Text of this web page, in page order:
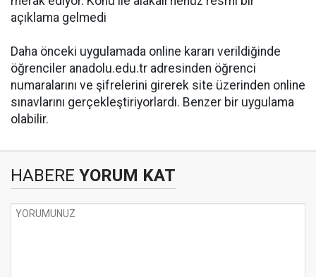
açıklama gelmedi
Daha önceki uygulamada online kararı verildiğinde
öğrenciler anadolu.edu.tr adresinden öğrenci
numaralarını ve şifrelerini girerek site üzerinden online
sınavlarını gerçekleştiriyorlardı. Benzer bir uygulama
olabilir.
HABERE YORUM KAT